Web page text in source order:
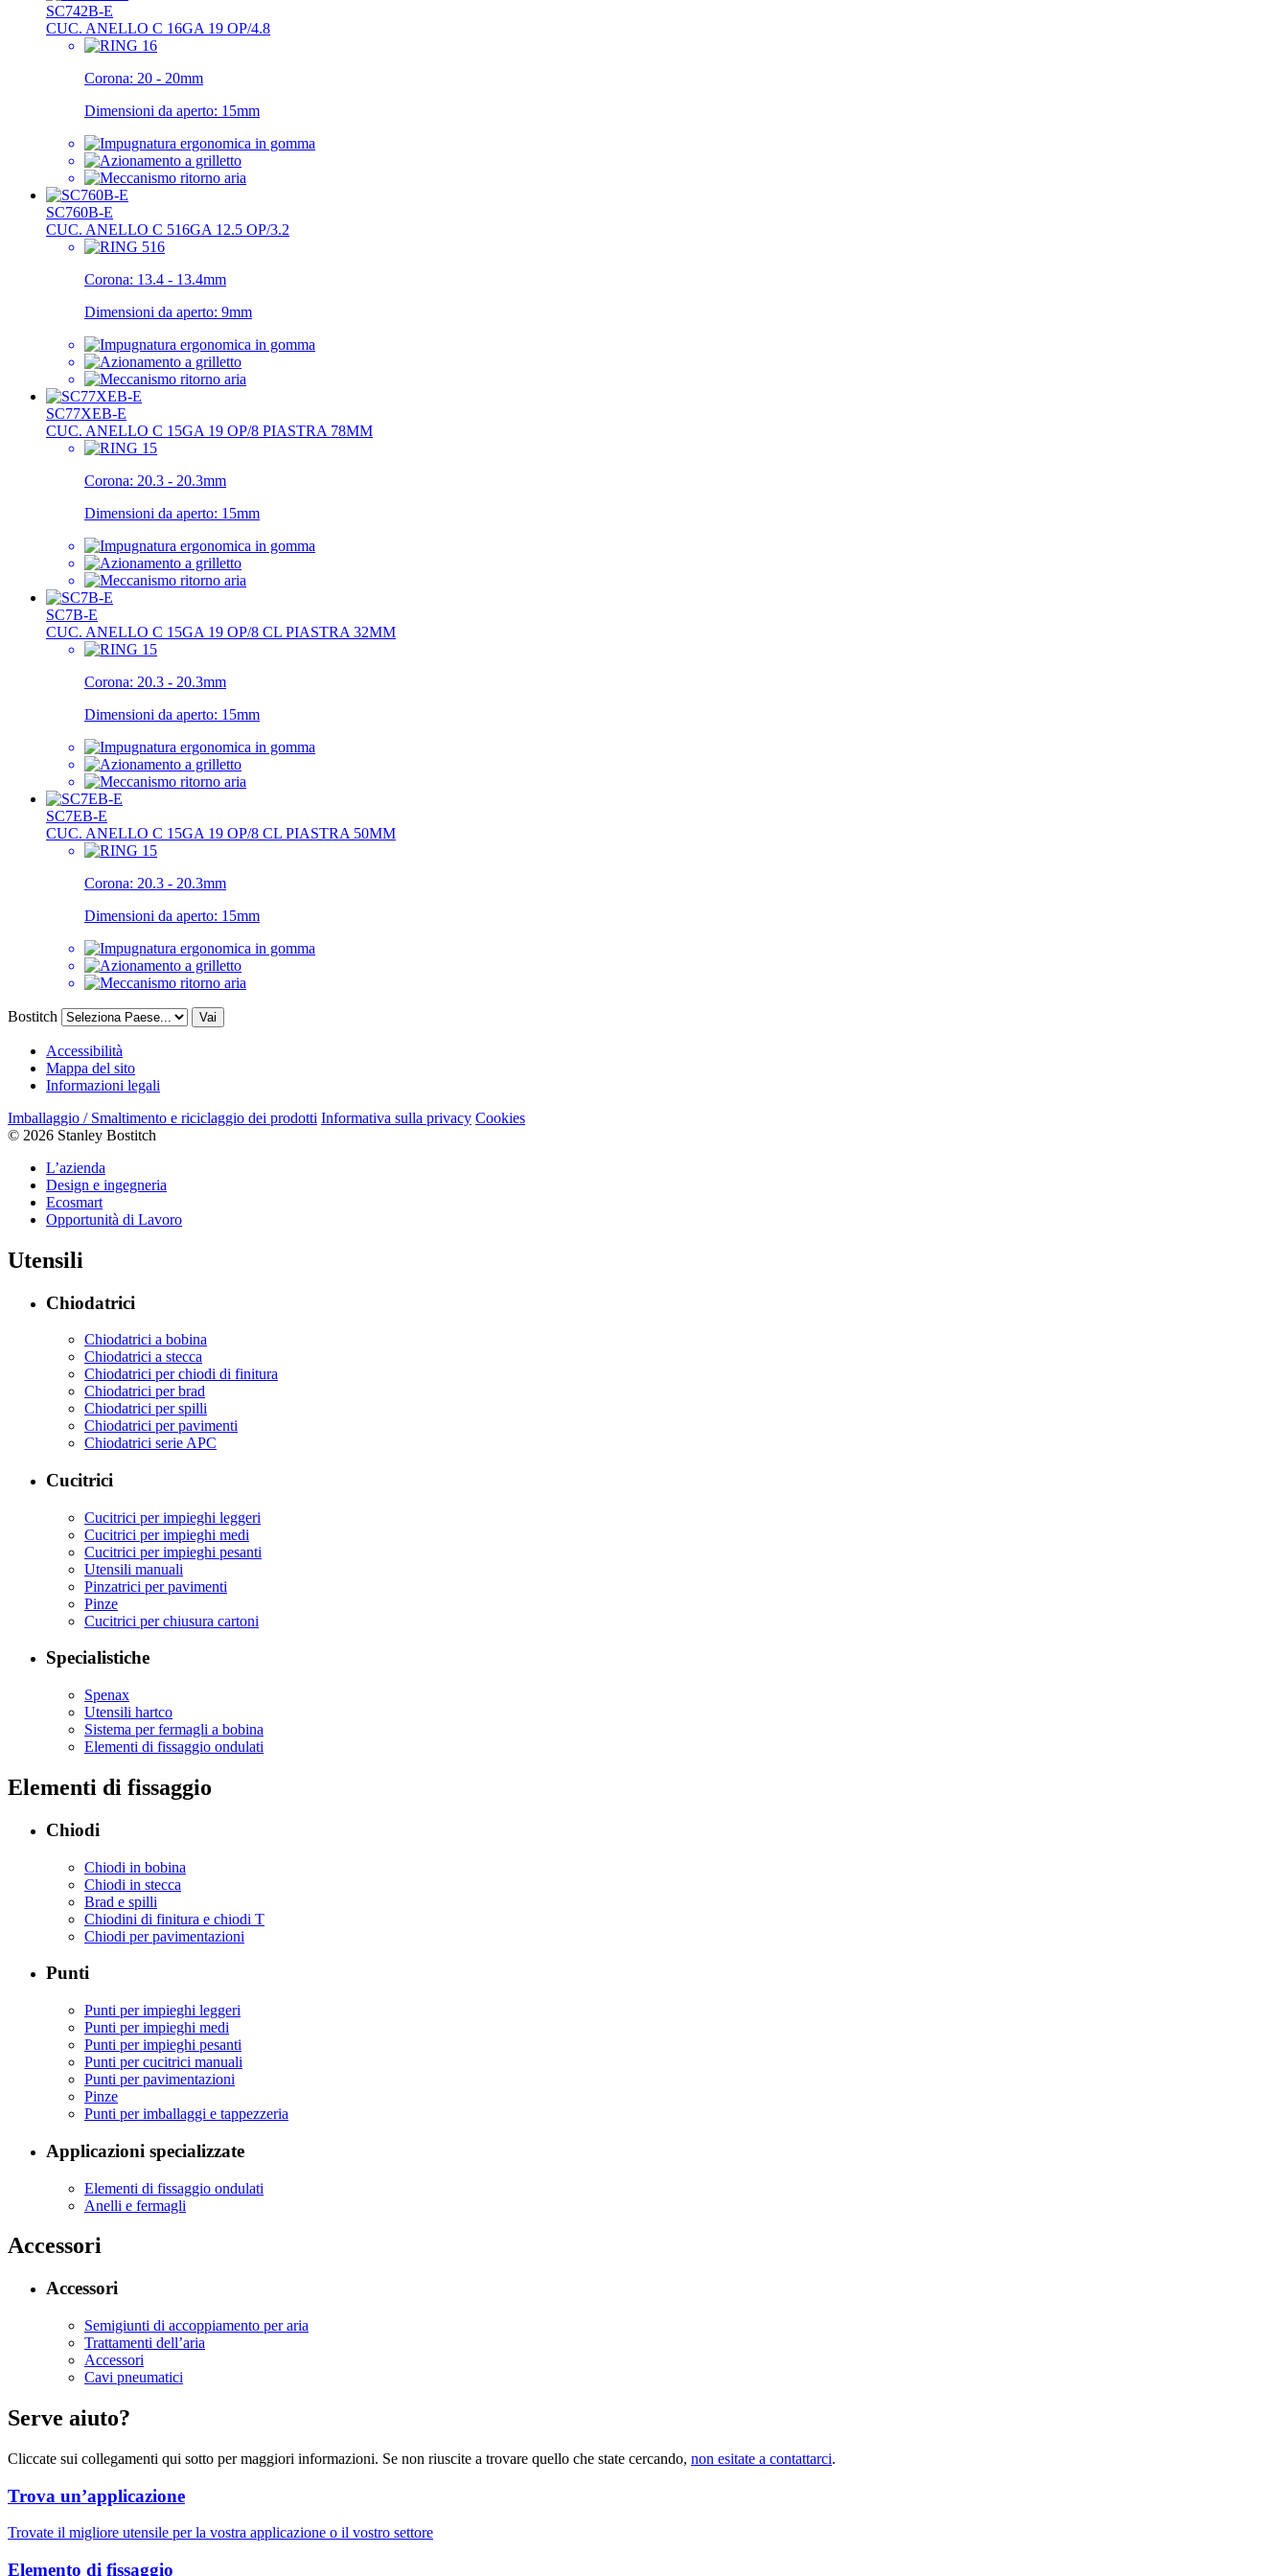
SC742B-E
CUC. ANELLO C 16GA 19 OP/4.8
Corona: 20 - 20mm
Dimensioni da aperto: 15mm
SC760B-E
CUC. ANELLO C 516GA 12.5 OP/3.2
Corona: 13.4 - 13.4mm
Dimensioni da aperto: 9mm
SC77XEB-E
CUC. ANELLO C 15GA 19 OP/8 PIASTRA 78MM
Corona: 20.3 - 20.3mm
Dimensioni da aperto: 15mm
SC7B-E
CUC. ANELLO C 15GA 19 OP/8 CL PIASTRA 32MM
Corona: 20.3 - 20.3mm
Dimensioni da aperto: 15mm
SC7EB-E
CUC. ANELLO C 15GA 19 OP/8 CL PIASTRA 50MM
Corona: 20.3 - 20.3mm
Dimensioni da aperto: 15mm
Bostitch Vai
Accessibilità
Mappa del sito
Informazioni legali
Imballaggio / Smaltimento e riciclaggio dei prodotti Informativa sulla privacy Cookies
© 2026 Stanley Bostitch
L’azienda
Design e ingegneria
Ecosmart
Opportunità di Lavoro
Utensili
Chiodatrici
Chiodatrici a bobina
Chiodatrici a stecca
Chiodatrici per chiodi di finitura
Chiodatrici per brad
Chiodatrici per spilli
Chiodatrici per pavimenti
Chiodatrici serie APC
Cucitrici
Cucitrici per impieghi leggeri
Cucitrici per impieghi medi
Cucitrici per impieghi pesanti
Utensili manuali
Pinzatrici per pavimenti
Pinze
Cucitrici per chiusura cartoni
Specialistiche
Spenax
Utensili hartco
Sistema per fermagli a bobina
Elementi di fissaggio ondulati
Elementi di fissaggio
Chiodi
Chiodi in bobina
Chiodi in stecca
Brad e spilli
Chiodini di finitura e chiodi T
Chiodi per pavimentazioni
Punti
Punti per impieghi leggeri
Punti per impieghi medi
Punti per impieghi pesanti
Punti per cucitrici manuali
Punti per pavimentazioni
Pinze
Punti per imballaggi e tappezzeria
Applicazioni specializzate
Elementi di fissaggio ondulati
Anelli e fermagli
Accessori
Accessori
Semigiunti di accoppiamento per aria
Trattamenti dell’aria
Accessori
Cavi pneumatici
Serve aiuto?
Cliccate sui collegamenti qui sotto per maggiori informazioni. Se non riuscite a trovare quello che state cercando, non esitate a contattarci.
Trova un’applicazione
Trovate il migliore utensile per la vostra applicazione o il vostro settore
Elemento di fissaggio